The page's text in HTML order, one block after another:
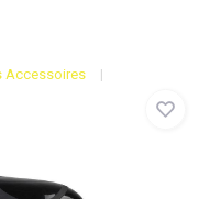
Accessoires